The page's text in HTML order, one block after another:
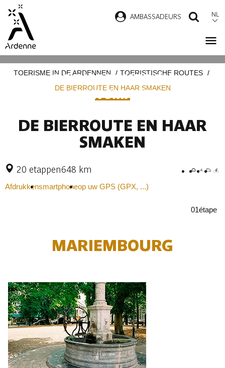
Overslaan
naar
AMBASSADEURS NL
DE BIERROUTE EN
HAAR SMAKEN
Kruimelpad
TOERISME IN DE ARDENNEN
TOERISTISCHE ROUTES
DE BIERROUTE EN HAAR SMAKEN
DE BIERROUTE EN HAAR
SMAKEN
20 etappen648 km
Afdrukkensmartphoneop uw GPS (GPX, ...)
01étape
MARIEMBOURG